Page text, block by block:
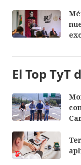
El Top TyT